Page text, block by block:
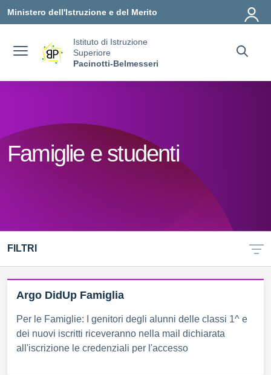
Ministero dell'Istruzione e del Merito
Istituto di Istruzione
Superiore
Pacinotti-Belmesseri
Famiglie e studenti
FILTRI
Argo DidUp Famiglia
Per le Famiglie: I genitori degli alunni delle classi 1^ e
dei nuovi iscritti riceveranno nella mail dichiarata
all'iscrizione le credenziali per l'accesso